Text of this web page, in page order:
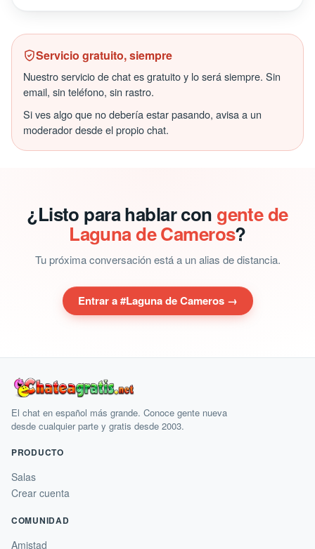
Servicio gratuito, siempre
Nuestro servicio de chat es gratuito y lo será siempre. Sin
email, sin teléfono, sin rastro.
Si ves algo que no debería estar pasando, avisa a un
moderador desde el propio chat.
¿Listo para hablar con gente de
Laguna de Cameros?
Tu próxima conversación está a un alias de distancia.
Entrar a #Laguna de Cameros →
El chat en español más grande. Conoce gente nueva
desde cualquier parte y gratis desde 2003.
PRODUCTO
Salas
Crear cuenta
COMUNIDAD
Amistad